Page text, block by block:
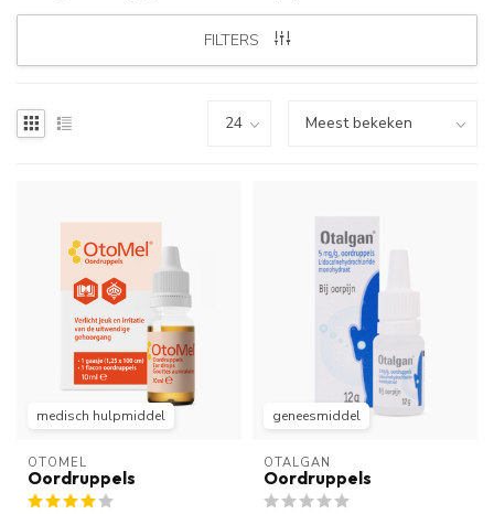
FILTERS
medisch hulpmiddel
OTOMEL
Oordruppels
geneesmiddel
OTALGAN
Oordruppels